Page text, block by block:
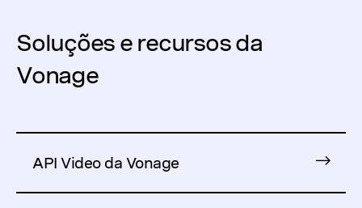
Soluções e recursos da
Vonage
API Video da Vonage